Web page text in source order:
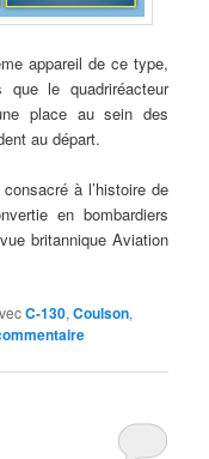
appareil de ce type,
le quadriréacteur
place au sein des
au départ.
à l’histoire de
en bombardiers
britannique Aviation
C-130,Coulson,